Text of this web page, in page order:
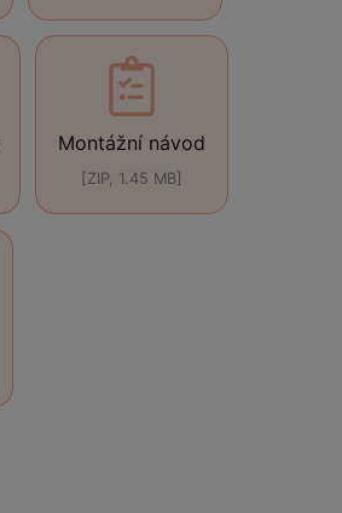
Montážní návod
[ZIP, 1.45 MB]